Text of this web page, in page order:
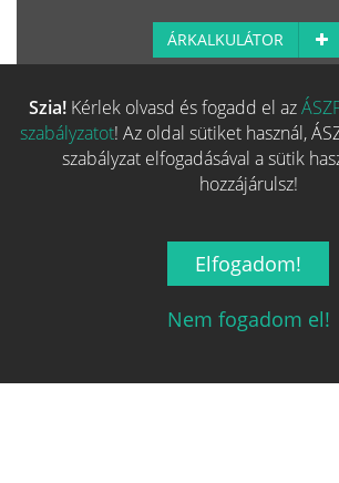
ÁRKALKULÁTOR
Több hasonló játék
Szia! Kérlek olvasd és fogadd el az
szabályzatot! Az oldal sütiket használ,
szabályzat elfogadásával a sütik
hozzájárulsz!
Elfogadom!
Nem fogadom el!